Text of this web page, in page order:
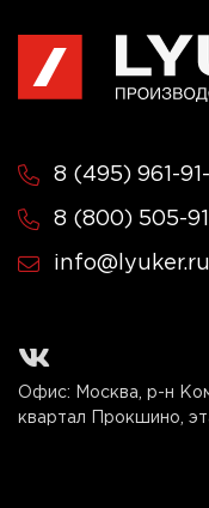
8 (495) 961-91-
8 (800) 505-
info@lyuker.ru
Офис: Москва, р-н
квартал Прокшино,